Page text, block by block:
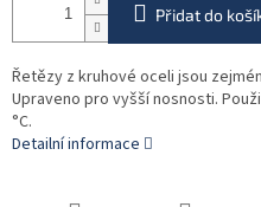
Přidat do
Řetězy z kruhové oceli jsou
Upraveno pro vyšší nosnosti.
°C.
Detailní informace